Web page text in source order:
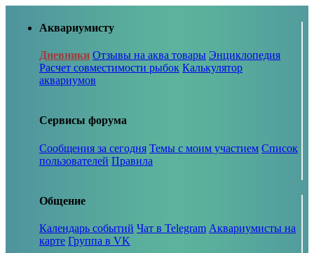
Аквариумисту
Дневники Отзывы на аква товары Энциклопедия
Расчет совместимости рыбок Калькулятор
аквариумов
Сервисы форума
Сообщения за сегодня Темы с моим участием Список
пользователей Правила
Общение
Календарь событий Чат в Telegram Аквариумисты на
карте Группа в VK